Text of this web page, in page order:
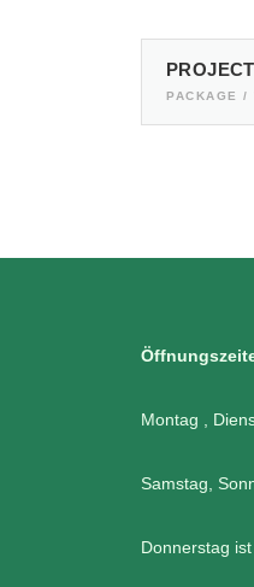
PACKAGE /
Montag ,
Samstag,
Donnerstag